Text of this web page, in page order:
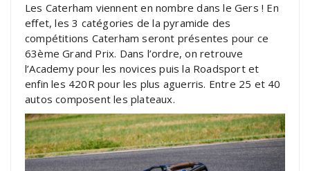
Les Caterham viennent en nombre dans le Gers ! En
effet, les 3 catégories de la pyramide des
compétitions Caterham seront présentes pour ce
63ème Grand Prix. Dans l’ordre, on retrouve
l’Academy pour les novices puis la Roadsport et
enfin les 420R pour les plus aguerris. Entre 25 et 40
autos composent les plateaux.